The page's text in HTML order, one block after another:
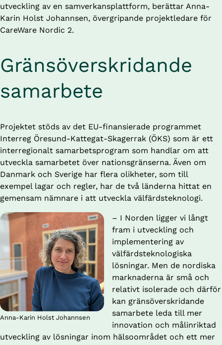
utveckling av en samverkansplattform, berättar Anna-
Karin Holst Johannsen, övergripande projektledare för
CareWare Nordic 2.
Gränsöverskridande
samarbete
Projektet stöds av det EU-finansierade programmet
Interreg Öresund-Kattegat-Skagerrak (ÖKS) som är ett
interregionalt samarbetsprogram som handlar om att
utveckla samarbetet över nationsgränserna. Även om
Danmark och Sverige har flera olikheter, som till
exempel lagar och regler, har de två länderna hittat en
gemensam nämnare i att utveckla välfärdsteknologi.
Anna-Karin Holst Johannsen
– I Norden ligger vi långt
fram i utveckling och
implementering av
välfärdsteknologiska
lösningar. Men de nordiska
marknaderna är små och
relativt isolerade och därför
kan gränsöverskridande
samarbete leda till mer
innovation och målinriktad
utveckling av lösningar inom hälsoområdet och ett mer